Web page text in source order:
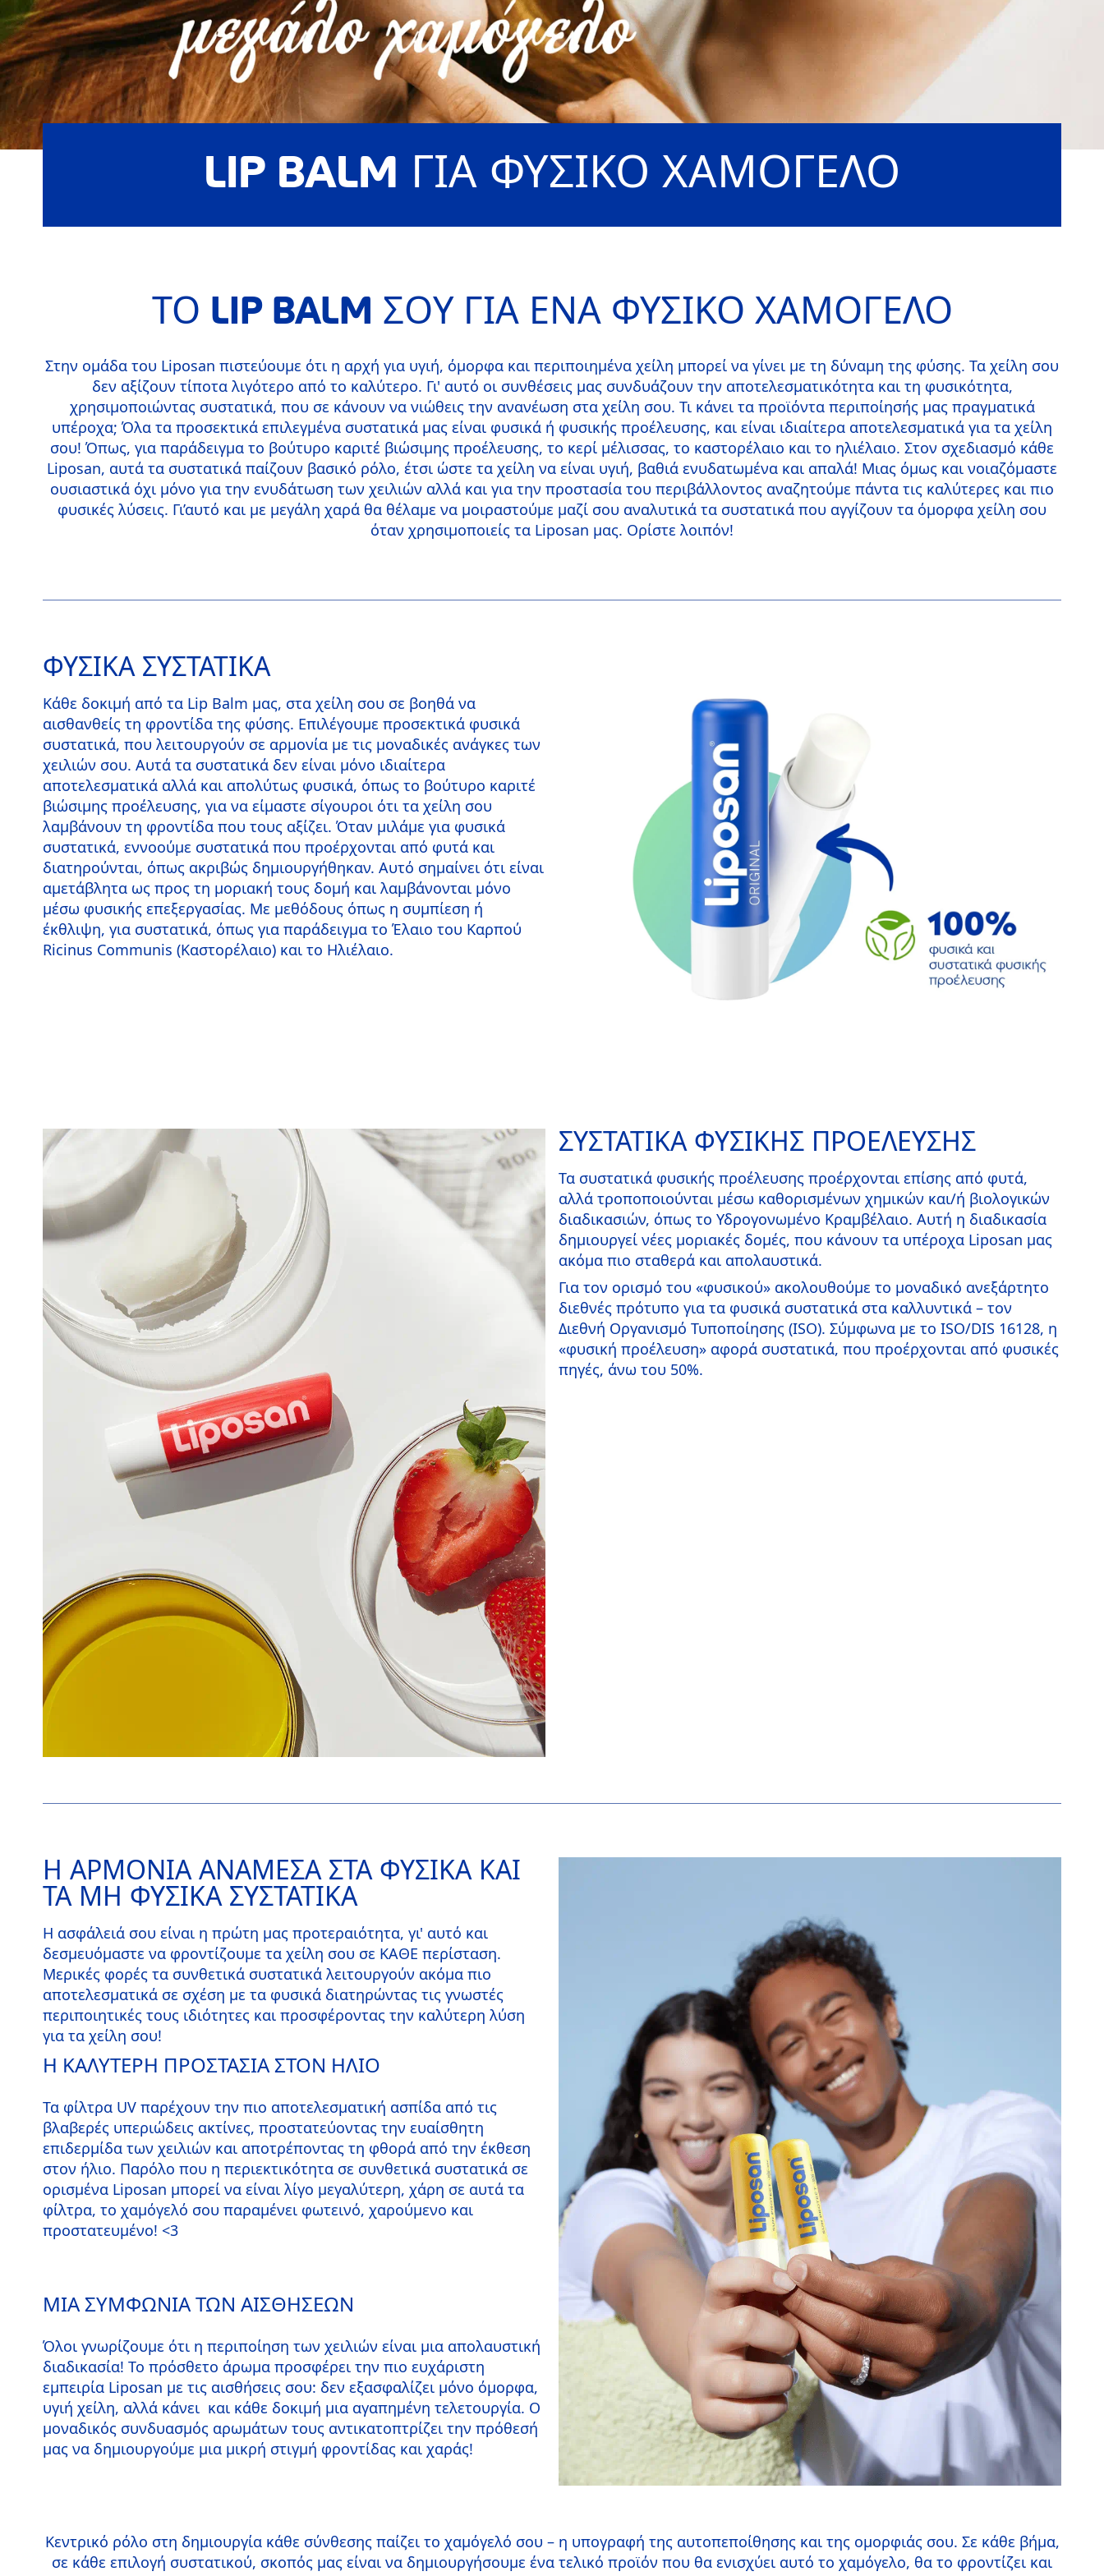
LIP BALM ΓΙΑ ΦΥΣΙΚΟ ΧΑΜΟΓΕΛΟ
ΤΟ LIP BALM ΣΟΥ ΓΙΑ ΕΝΑ ΦΥΣΙΚΟ ΧΑΜΟΓΕΛΟ
Στην ομάδα του Liposan πιστεύουμε ότι η αρχή για υγιή, όμορφα και περιποιημένα χείλη μπορεί να γίνει με τη δύναμη της φύσης. Τα χείλη σου
δεν αξίζουν τίποτα λιγότερο από το καλύτερο. Γι' αυτό οι συνθέσεις μας συνδυάζουν την αποτελεσματικότητα και τη φυσικότητα,
χρησιμοποιώντας συστατικά, που σε κάνουν να νιώθεις την ανανέωση στα χείλη σου. Τι κάνει τα προϊόντα περιποίησής μας πραγματικά
υπέροχα; Όλα τα προσεκτικά επιλεγμένα συστατικά μας είναι φυσικά ή φυσικής προέλευσης, και είναι ιδιαίτερα αποτελεσματικά για τα χείλη
σου! Όπως, για παράδειγμα το βούτυρο καριτέ βιώσιμης προέλευσης, το κερί μέλισσας, το καστορέλαιο και το ηλιέλαιο. Στον σχεδιασμό κάθε
Liposan, αυτά τα συστατικά παίζουν βασικό ρόλο, έτσι ώστε τα χείλη να είναι υγιή, βαθιά ενυδατωμένα και απαλά! Μιας όμως και νοιαζόμαστε
ουσιαστικά όχι μόνο για την ενυδάτωση των χειλιών αλλά και για την προστασία του περιβάλλοντος αναζητούμε πάντα τις καλύτερες και πιο
φυσικές λύσεις. Γι’αυτό και με μεγάλη χαρά θα θέλαμε να μοιραστούμε μαζί σου αναλυτικά τα συστατικά που αγγίζουν τα όμορφα χείλη σου
όταν χρησιμοποιείς τα Liposan μας. Ορίστε λοιπόν!
ΦΥΣΙΚΑ ΣΥΣΤΑΤΙΚΑ
Κάθε δοκιμή από τα Lip Balm μας, στα χείλη σου σε βοηθά να
αισθανθείς τη φροντίδα της φύσης. Επιλέγουμε προσεκτικά φυσικά
συστατικά, που λειτουργούν σε αρμονία με τις μοναδικές ανάγκες των
χειλιών σου. Αυτά τα συστατικά δεν είναι μόνο ιδιαίτερα
αποτελεσματικά αλλά και απολύτως φυσικά, όπως το βούτυρο καριτέ
βιώσιμης προέλευσης, για να είμαστε σίγουροι ότι τα χείλη σου
λαμβάνουν τη φροντίδα που τους αξίζει. Όταν μιλάμε για φυσικά
συστατικά, εννοούμε συστατικά που προέρχονται από φυτά και
διατηρούνται, όπως ακριβώς δημιουργήθηκαν. Αυτό σημαίνει ότι είναι
αμετάβλητα ως προς τη μοριακή τους δομή και λαμβάνονται μόνο
μέσω φυσικής επεξεργασίας. Με μεθόδους όπως η συμπίεση ή
έκθλιψη, για συστατικά, όπως για παράδειγμα το Έλαιο του Καρπού
Ricinus Communis (Καστορέλαιο) και το Ηλιέλαιο.
ΣΥΣΤΑΤΙΚΑ ΦΥΣΙΚΗΣ ΠΡΟΕΛΕΥΣΗΣ
Τα συστατικά φυσικής προέλευσης προέρχονται επίσης από φυτά,
αλλά τροποποιούνται μέσω καθορισμένων χημικών και/ή βιολογικών
διαδικασιών, όπως το Υδρογονωμένο Κραμβέλαιο. Αυτή η διαδικασία
δημιουργεί νέες μοριακές δομές, που κάνουν τα υπέροχα Liposan μας
ακόμα πιο σταθερά και απολαυστικά.
Για τον ορισμό του «φυσικού» ακολουθούμε το μοναδικό ανεξάρτητο
διεθνές πρότυπο για τα φυσικά συστατικά στα καλλυντικά – τον
Διεθνή Οργανισμό Τυποποίησης (ISO). Σύμφωνα με το ISO/DIS 16128, η
«φυσική προέλευση» αφορά συστατικά, που προέρχονται από φυσικές
πηγές, άνω του 50%.
Η ΑΡΜΟΝΙΑ ΑΝΑΜΕΣΑ ΣΤΑ ΦΥΣΙΚΑ ΚΑΙ
ΤΑ ΜΗ ΦΥΣΙΚΑ ΣΥΣΤΑΤΙΚΑ
Η ασφάλειά σου είναι η πρώτη μας προτεραιότητα, γι' αυτό και
δεσμευόμαστε να φροντίζουμε τα χείλη σου σε ΚΑΘΕ περίσταση.
Μερικές φορές τα συνθετικά συστατικά λειτουργούν ακόμα πιο
αποτελεσματικά σε σχέση με τα φυσικά διατηρώντας τις γνωστές
περιποιητικές τους ιδιότητες και προσφέροντας την καλύτερη λύση
για τα χείλη σου!
Η ΚΑΛΥΤΕΡΗ ΠΡΟΣΤΑΣΙΑ ΣΤΟΝ ΗΛΙΟ
Τα φίλτρα UV παρέχουν την πιο αποτελεσματική ασπίδα από τις
βλαβερές υπεριώδεις ακτίνες, προστατεύοντας την ευαίσθητη
επιδερμίδα των χειλιών και αποτρέποντας τη φθορά από την έκθεση
στον ήλιο. Παρόλο που η περιεκτικότητα σε συνθετικά συστατικά σε
ορισμένα Liposan μπορεί να είναι λίγο μεγαλύτερη, χάρη σε αυτά τα
φίλτρα, το χαμόγελό σου παραμένει φωτεινό, χαρούμενο και
προστατευμένο! <3
ΜΙΑ ΣΥΜΦΩΝΙΑ ΤΩΝ ΑΙΣΘΗΣΕΩΝ
Όλοι γνωρίζουμε ότι η περιποίηση των χειλιών είναι μια απολαυστική
διαδικασία! Το πρόσθετο άρωμα προσφέρει την πιο ευχάριστη
εμπειρία Liposan με τις αισθήσεις σου: δεν εξασφαλίζει μόνο όμορφα,
υγιή χείλη, αλλά κάνει και κάθε δοκιμή μια αγαπημένη τελετουργία. Ο
μοναδικός συνδυασμός αρωμάτων τους αντικατοπτρίζει την πρόθεσή
μας να δημιουργούμε μια μικρή στιγμή φροντίδας και χαράς!
Κεντρικό ρόλο στη δημιουργία κάθε σύνθεσης παίζει το χαμόγελό σου – η υπογραφή της αυτοπεποίθησης και της ομορφιάς σου. Σε κάθε βήμα,
σε κάθε επιλογή συστατικού, σκοπός μας είναι να δημιουργήσουμε ένα τελικό προϊόν που θα ενισχύει αυτό το χαμόγελο, θα το φροντίζει και